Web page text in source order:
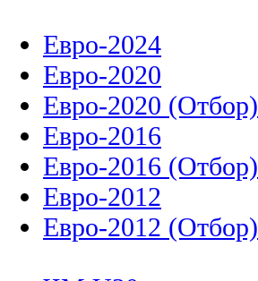
Евро-2024
Евро-2020
Евро-2020 (Отбор)
Евро-2016
Евро-2016 (Отбор)
Евро-2012
Евро-2012 (Отбор)